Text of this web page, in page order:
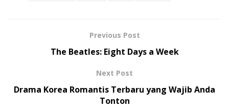
Previous Post
The Beatles: Eight Days a Week
Next Post
Drama Korea Romantis Terbaru yang Wajib Anda
Tonton